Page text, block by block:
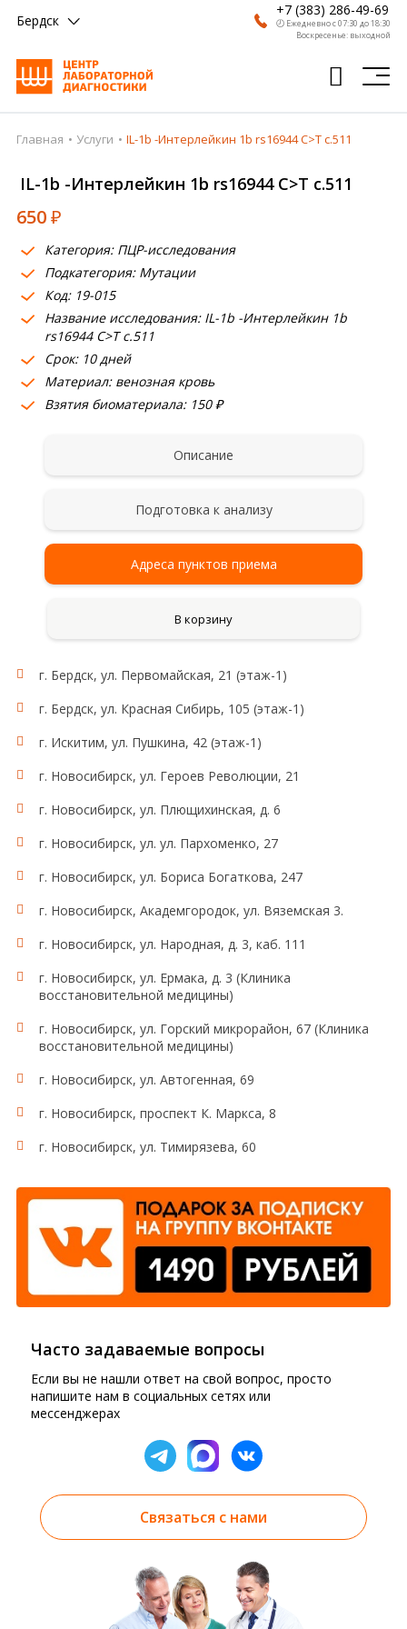
Бердск
+7 (383) 286-49-69
🕗 Ежедневно с 07:30 до 18:30
Воскресенье: выходной
Главная
Анализы
Врачи
Получить результат
Пациентам
О компании
Где сдать
Партнерам
Главная Услуги IL-1b -Интерлейкин 1b rs16944 C>T c.511
IL-1b -Интерлейкин 1b rs16944 C>T c.511
650₽
Категория: ПЦР-исследования
Подкатегория: Мутации
Код: 19-015
Название исследования: IL-1b -Интерлейкин 1b
rs16944 C>T c.511
Срок: 10 дней
Материал: венозная кровь
Взятия биоматериала: 150 ₽
Описание
Подготовка к анализу
Адреса пунктов приема
В корзину
г. Бердск, ул. Первомайская, 21 (этаж-1)
г. Бердск, ул. Красная Сибирь, 105 (этаж-1)
г. Искитим, ул. Пушкина, 42 (этаж-1)
г. Новосибирск, ул. Героев Революции, 21
г. Новосибирск, ул. Плющихинская, д. 6
г. Новосибирск, ул. ул. Пархоменко, 27
г. Новосибирск, ул. Бориса Богаткова, 247
г. Новосибирск, Академгородок, ул. Вяземская 3.
г. Новосибирск, ул. Народная, д. 3, каб. 111
г. Новосибирск, ул. Ермака, д. 3 (Клиника
восстановительной медицины)
г. Новосибирск, ул. Горский микрорайон, 67 (Клиника
восстановительной медицины)
г. Новосибирск, ул. Автогенная, 69
г. Новосибирск, проспект К. Маркса, 8
г. Новосибирск, ул. Тимирязева, 60
Часто задаваемые вопросы
Если вы не нашли ответ на свой вопрос, просто
напишите нам в социальных сетях или
мессенджерах
Связаться с нами